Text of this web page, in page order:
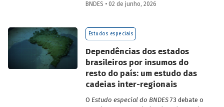
imediatamente anterior, na série ajustada
detalhada e uma previsão para os
próximos meses no
BNDES • 02 de junho, 2026
Estudos especiais
Dependências dos estados
brasileiros por insumos do
resto do país: um estudo das
cadeias inter-regionais
O Estudo especial do BNDES73 debate o